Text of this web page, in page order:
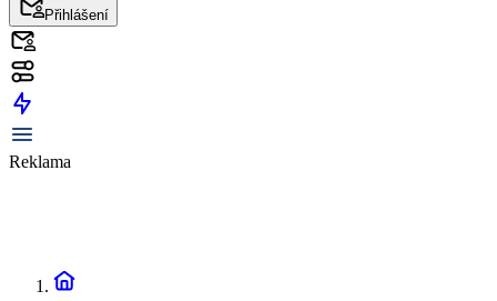
Přihlášení
Reklama